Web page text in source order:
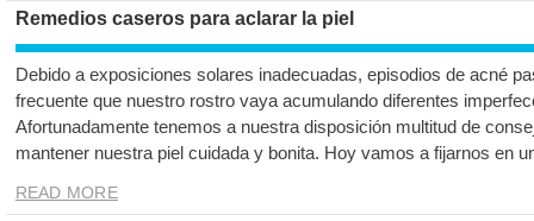
Remedios caseros para aclarar la piel
Debido a exposiciones solares inadecuadas, episodios de acné
frecuente que nuestro rostro vaya acumulando diferentes
Afortunadamente tenemos a nuestra disposición multitud de
mantener nuestra piel cuidada y bonita. Hoy vamos a fijarnos en
READ MORE